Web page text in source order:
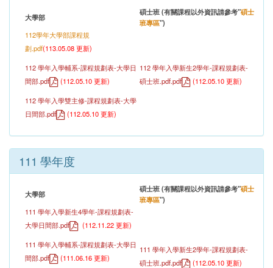
大學部
碩士班 (有關課程以外資訊請參考"碩士
班專區")
112學年大學部課程規
劃.pdf(113.05.08 更新)
112 學年入學輔系-課程規劃表-大學日
間部.pdf
(112.05.10 更新)
112 學年入學雙主修-課程規劃表-大學
日間部.pdf
(112.05.10 更新)
112 學年入學新生2學年-課程規劃表-
碩士班.pdf.pdf
(112.05.10更新)
111 學年度
大學部
碩士班 (有關課程以外資訊請參考"碩士
班專區")
111 學年入學新生4學年-課程規劃表-
大學日間部.pdf
(112.11.22 更新)
111 學年入學輔系-課程規劃表-大學日
間部.pdf
(111.06.16更新)
111 學年入學新生2學年-課程規劃表-
碩士班.pdf.pdf
(112.05.10更新)